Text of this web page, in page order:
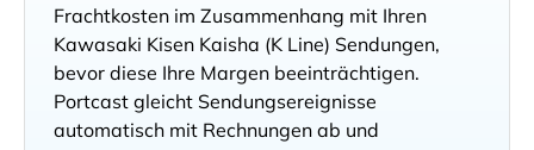
Frachtkosten im Zusammenhang mit Ihren
Sendungen,
bevor diese Ihre Margen beeinträchtigen.
Portcast gleicht Sendungsereignisse
automatisch mit Rechnungen ab und